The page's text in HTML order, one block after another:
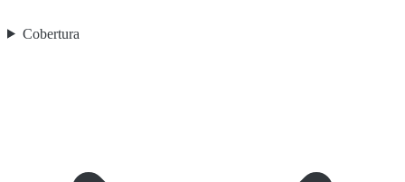
Cobertura